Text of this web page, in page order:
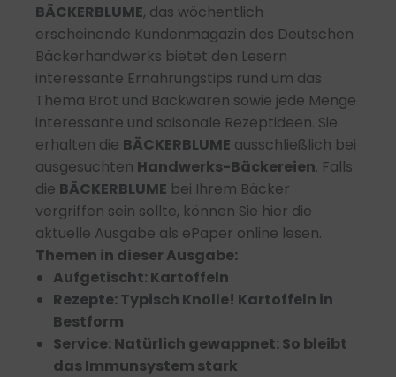
BÄCKERBLUME, das wöchentlich
erscheinende Kundenmagazin des Deutschen
Bäckerhandwerks bietet den Lesern
interessante Ernährungstips rund um das
Thema Brot und Backwaren sowie jede Menge
interessante und saisonale Rezeptideen. Sie
erhalten die BÄCKERBLUME ausschließlich bei
ausgesuchten Handwerks-Bäckereien. Falls
die BÄCKERBLUME bei Ihrem Bäcker
vergriffen sein sollte, können Sie hier die
aktuelle Ausgabe als ePaper online lesen.
Themen in dieser Ausgabe:
Aufgetischt: Kartoffeln
Rezepte: Typisch Knolle! Kartoffeln in
Bestform
Service: Natürlich gewappnet: So bleibt
das Immunsystem stark